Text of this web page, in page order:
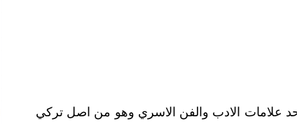
علامات الادب والفن الاسري وهو من اصل تركي